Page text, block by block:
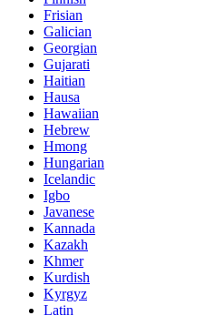
Frisian
Galician
Georgian
Gujarati
Haitian
Hausa
Hawaiian
Hebrew
Hmong
Hungarian
Icelandic
Igbo
Javanese
Kannada
Kazakh
Khmer
Kurdish
Kyrgyz
Latin